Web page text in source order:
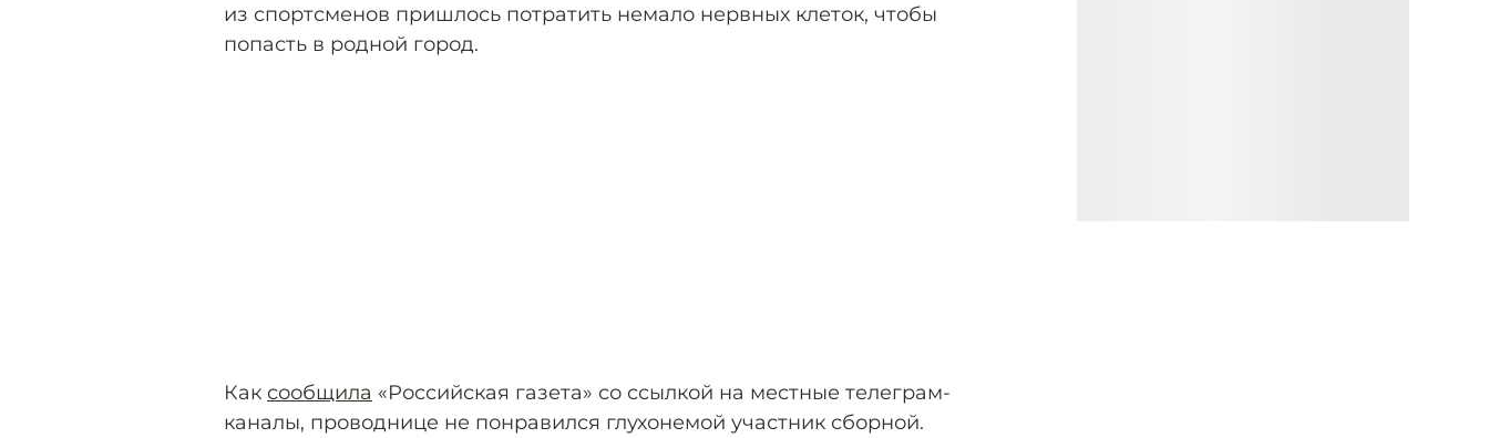
из спортсменов пришлось потратить немало нервных клеток, чтобы
попасть в родной город.
Как сообщила «Российская газета» со ссылкой на местные телеграм-
каналы, проводнице не понравился глухонемой участник сборной.